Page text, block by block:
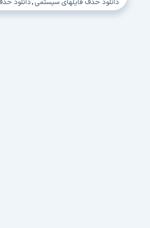
دانلود حذف فایلهای سیستمی,دانلود
دانلود بستن Process های غیر قابل حذف